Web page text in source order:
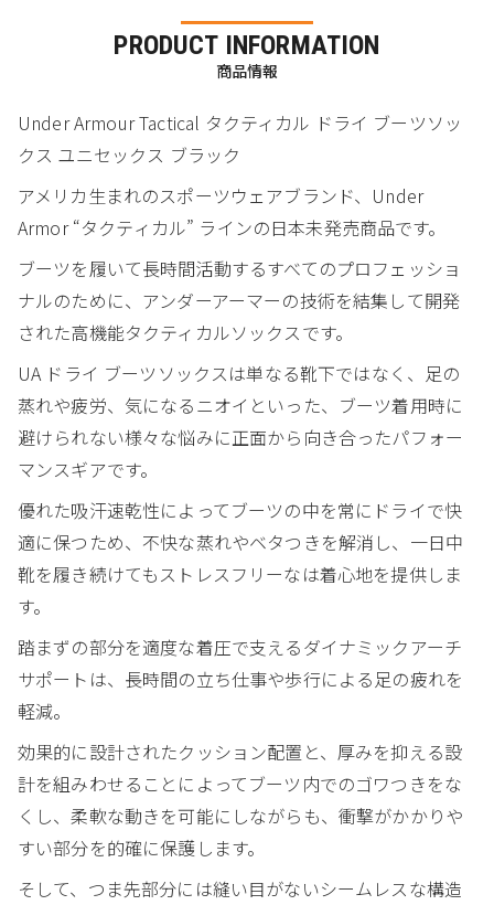
PRODUCT INFORMATION
商品情報
Under Armour Tactical タクティカル ドライ ブーツソッ
クス ユニセックス ブラック
アメリカ生まれのスポーツウェアブランド、Under
Armor “タクティカル” ラインの日本未発売商品です。
ブーツを履いて長時間活動するすべてのプロフェッショ
ナルのために、アンダーアーマーの技術を結集して開発
された高機能タクティカルソックスです。
UA ドライ ブーツソックスは単なる靴下ではなく、足の
蒸れや疲労、気になるニオイといった、ブーツ着用時に
避けられない様々な悩みに正面から向き合ったパフォー
マンスギアです。
優れた吸汗速乾性によってブーツの中を常にドライで快
適に保つため、不快な蒸れやベタつきを解消し、一日中
靴を履き続けてもストレスフリーなは着心地を提供しま
す。
踏まずの部分を適度な着圧で支えるダイナミックアーチ
サポートは、長時間の立ち仕事や歩行による足の疲れを
軽減。
効果的に設計されたクッション配置と、厚みを抑える設
計を組みわせることによってブーツ内でのゴワつきをな
くし、柔軟な動きを可能にしながらも、衝撃がかかりや
すい部分を的確に保護します。
そして、つま先部分には縫い目がないシームレスな構造